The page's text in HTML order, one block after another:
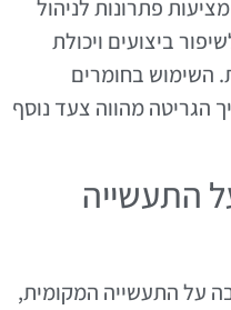
מציעות פתרונות לניהול
ביצועים ויכולת
השימוש בחומרים
הגריטה מהווה צעד נוסף
התעשייה
על התעשייה המקומית,